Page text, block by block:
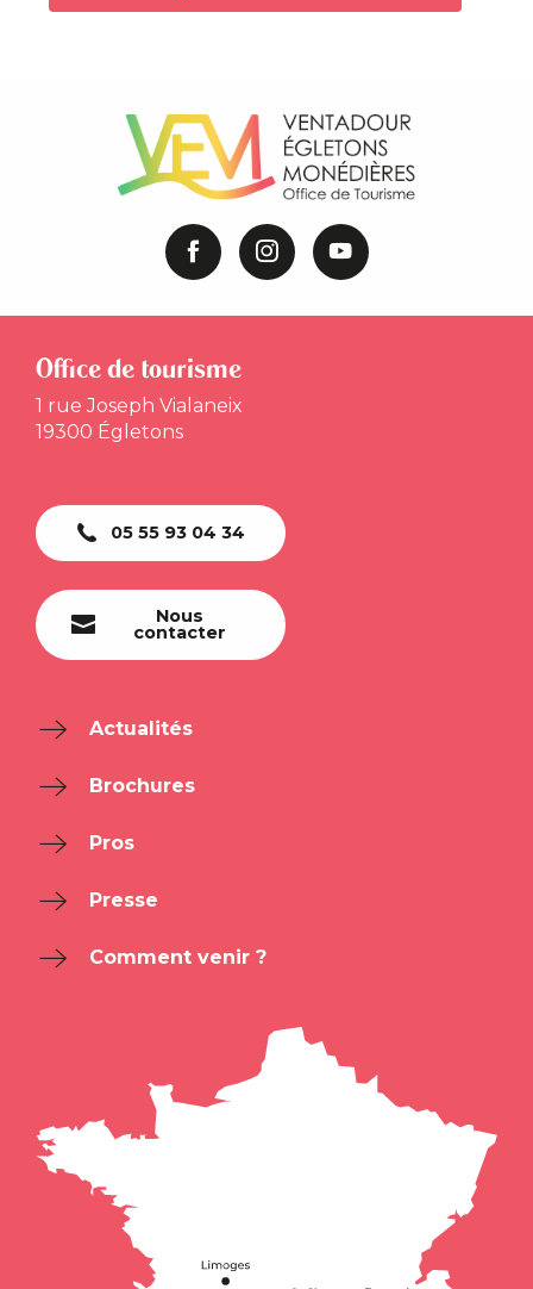
Office de tourisme
1 rue Joseph Vialaneix
19300 Égletons
05 55 93 04 34
Nous
contacter
Actualités
Brochures
Pros
Presse
Comment venir ?